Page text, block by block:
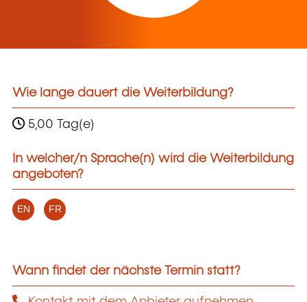
Wie lange dauert die Weiterbildung?
5,00 Tag(e)
In welcher/n Sprache(n) wird die Weiterbildung
angeboten?
EN FR
Wann findet der nächste Termin statt?